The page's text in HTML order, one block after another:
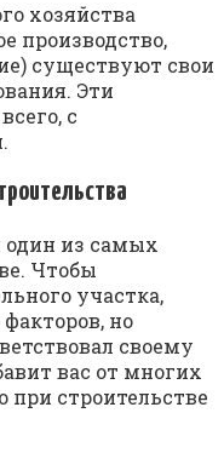
хозяйства
производство,
существуют свои
Эти
с
один из самых
Чтобы
участка,
но
своему
вас от многих
при строительстве